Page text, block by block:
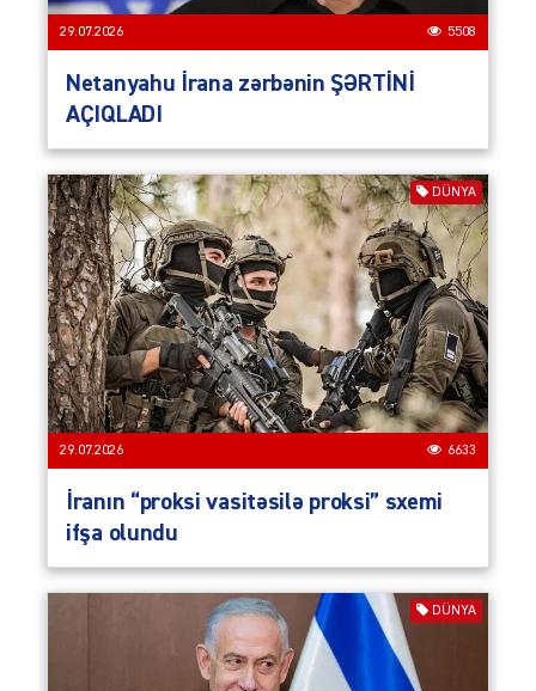
29.07.2026 5508
Netanyahu İrana zərbənin ŞƏRTİNİ
AÇIQLADI
DÜNYA
29.07.2026 6633
İranın “proksi vasitəsilə proksi” sxemi
ifşa olundu
DÜNYA